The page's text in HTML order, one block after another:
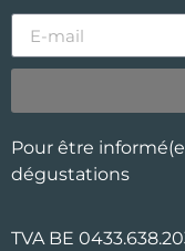
Pour être
dégustations
TVA BE